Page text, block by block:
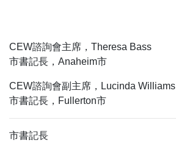
CEW諮詢會主席，Theresa Bass
市書記長，Anaheim市
CEW諮詢會副主席，Lucinda Williams
市書記長，Fullerton市
市書記長